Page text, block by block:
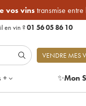
vos vinstransmise
en vin ?01 56 05 86 10
VENDRE MES
+ ✨Mon